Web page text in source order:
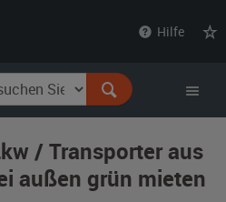
Hilfe
/ Transporter aus
außen grün mieten